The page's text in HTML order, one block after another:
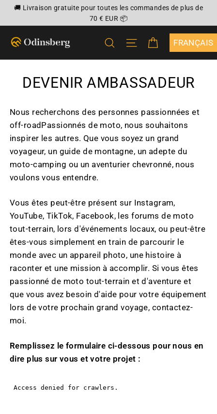
Passer🚚 Livraison gratuite pour toutes les commandes de plus de
70 € EUR 📦
RECHERCHER
NAVIGATION
PANIER
DEVENIR AMBASSADEUR
Nous recherchons des personnes passionnées et
off-roadPassionnés de moto, nous souhaitons
inspirer les autres. Que vous soyez un grand
voyageur, un guide de montagne, un adepte du
moto-camping ou un aventurier chevronné, nous
voulons vous entendre.
Vous êtes peut-être présent sur Instagram,
YouTube, TikTok, Facebook, les forums de moto
tout-terrain, lors d'événements locaux, ou peut-être
êtes-vous simplement en train de parcourir le
monde avec un appareil photo, une histoire à
raconter et une mission à accomplir. Si vous êtes
passionné de moto tout-terrain et d'aventure et
que vous avez besoin d'aide pour votre équipement
lors de votre prochain grand voyage, contactez-
moi.
Remplissez le formulaire ci-dessous pour nous en
dire plus sur vous et votre projet :